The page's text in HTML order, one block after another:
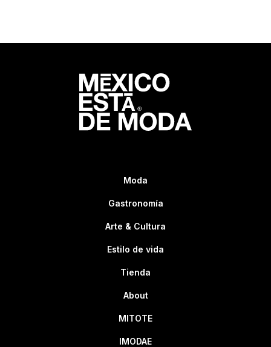
Moda
Gastronomía
Arte & Cultura
Estilo de vida
Tienda
About
MITOTE
IMODAE